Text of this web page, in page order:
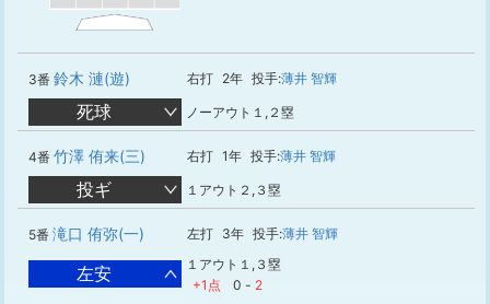
3番 鈴木 漣(遊) 右打 2年 投手:薄井 智輝
死球 ノーアウト１,２塁
4番 竹澤 侑来(三) 右打 1年 投手:薄井 智輝
投ギ １アウト２,３塁
5番 滝口 侑弥(一) 左打 3年 投手:薄井 智輝
左安
１アウト１,３塁
+1点
0 - 2